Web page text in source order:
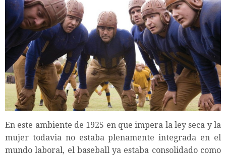
En este ambiente de 1925 en que impera la ley seca y la
mujer todavia no estaba plenamente integrada en el
mundo laboral, el baseball ya estaba consolidado como